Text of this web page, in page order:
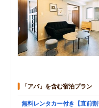
「アパ」を含む宿泊プラン
無料レンタカー付き【直前割